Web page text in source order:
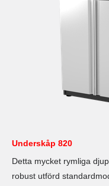
Underskåp 820
Detta mycket rymliga
robust utförd